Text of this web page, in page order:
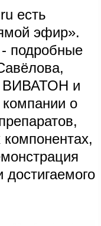
есть
эфир».
подробные
ВИВАТОН и
компании о